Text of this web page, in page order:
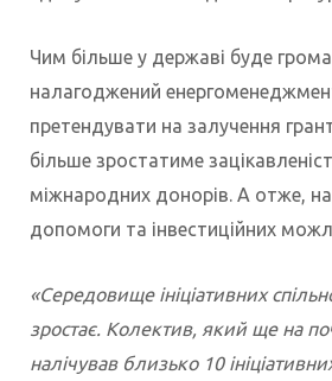
Чим більше у державі буде
налагоджений
претендувати на залучення
більше зростатиме
міжнародних донорів. А отже,
допомоги та інвестиційних
«Середовище ініціативних
зростає. Колектив, який ще на
налічував близько 10